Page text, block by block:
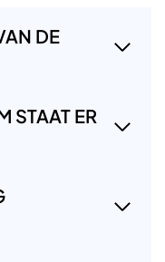
DE
STAAT ER